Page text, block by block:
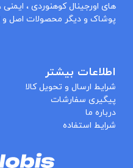
های اورجینال کوهنوردی ،
پوشاک و دیگر محصولات اصل و
اطلاعات بیشتر
شرایط ارسال و تحویل کالا
پیگیری سفارشات
درباره ما
شرایط استفاده